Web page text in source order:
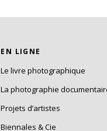
EN LIGNE
Le livre photographique
La photographie
Projets d’artistes
Biennales & Cie